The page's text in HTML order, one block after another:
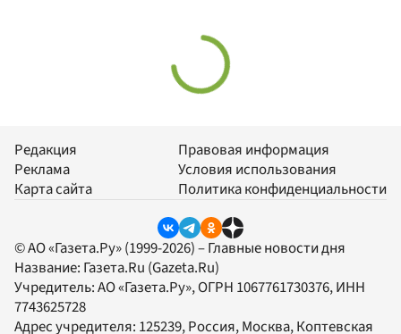
Редакция
Реклама
Карта сайта
Правовая информация
Условия использования
Политика конфиденциальности
© АО «Газета.Ру» (1999-2026) – Главные новости дня
Название: Газета.Ru (Gazeta.Ru)
Учредитель:АО «Газета.Ру», ОГРН 1067761730376, ИНН
7743625728
Адрес учредителя: 125239, Россия, Москва, Коптевская